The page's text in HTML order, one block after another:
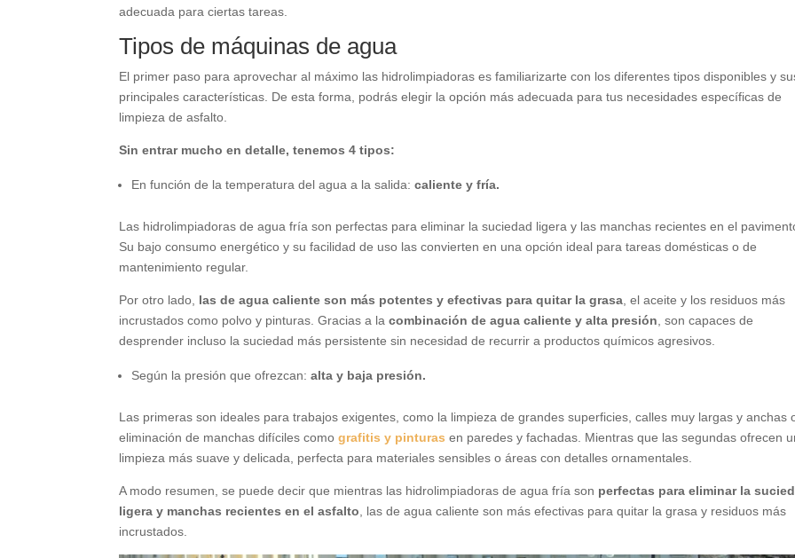
adecuada para ciertas tareas.
Tipos de máquinas de agua
El primer paso para aprovechar al máximo las hidrolimpiadoras es familiarizarte con los diferentes tipos disponibles y
principales características. De esta forma, podrás elegir la opción más adecuada para tus necesidades específicas de
limpieza de asfalto.
Sin entrar mucho en detalle, tenemos 4 tipos:
En función de la temperatura del agua a la salida: caliente y fría.
Las hidrolimpiadoras de agua fría son perfectas para eliminar la suciedad ligera y las manchas recientes en el
Su bajo consumo energético y su facilidad de uso las convierten en una opción ideal para tareas domésticas o de
mantenimiento regular.
Por otro lado, las de agua caliente son más potentes y efectivas para quitar la grasa, el aceite y los residuos más
incrustados como polvo y pinturas. Gracias a lacombinación de agua caliente y alta presión, son capaces de
desprender incluso la suciedad más persistente sin necesidad de recurrir a productos químicos agresivos.
Según la presión que ofrezcan: alta y baja presión.
Las primeras son ideales para trabajos exigentes, como la limpieza de grandes superficies, calles muy largas y anchas
eliminación de manchas difíciles comografitis y pinturas en paredes y fachadas. Mientras que las segundas ofrecen
limpieza más suave y delicada, perfecta para materiales sensibles o áreas con detalles ornamentales.
A modo resumen, se puede decir que mientras las hidrolimpiadoras de agua fría son perfectas para eliminar la
ligera y manchas recientes en el asfalto, las de agua caliente son más efectivas para quitar la grasa y residuos más
incrustados.